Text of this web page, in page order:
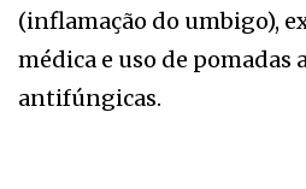
(inflamação do umbigo),
médica e uso de
antifúngicas.